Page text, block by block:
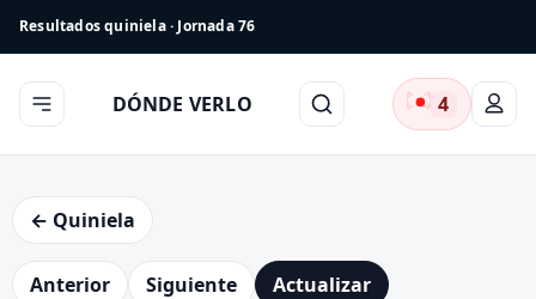
Resultados quiniela · Jornada 76
DÓNDE VERLO 4
← Quiniela
Anterior Siguiente Actualizar